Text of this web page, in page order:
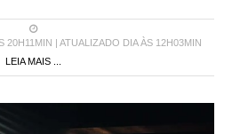
20H11MIN | ATUALIZADO DIA ÀS 12H03MIN
LEIA MAIS ...